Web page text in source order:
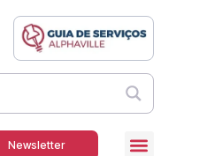
Newsletter